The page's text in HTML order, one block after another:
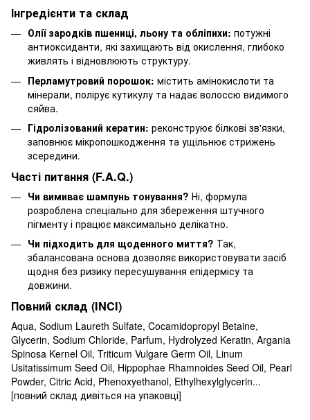
Інгредієнти та склад
Олії зародків пшениці, льону та обліпихи: потужні
антиоксиданти, які захищають від окислення, глибоко
живлять і відновлюють структуру.
Перламутровий порошок: містить амінокислоти та
мінерали, полірує кутикулу та надає волоссю видимого
сяйва.
Гідролізований кератин: реконструює білкові зв'язки,
заповнює мікропошкодження та ущільнює стрижень
зсередини.
Часті питання (F.A.Q.)
Чи вимиває шампунь тонування? Ні, формула
розроблена спеціально для збереження штучного
пігменту і працює максимально делікатно.
Чи підходить для щоденного миття? Так,
збалансована основа дозволяє використовувати засіб
щодня без ризику пересушування епідермісу та
довжини.
Повний склад (INCI)
Aqua, Sodium Laureth Sulfate, Cocamidopropyl Betaine,
Glycerin, Sodium Chloride, Parfum, Hydrolyzed Keratin, Argania
Spinosa Kernel Oil, Triticum Vulgare Germ Oil, Linum
Usitatissimum Seed Oil, Hippophae Rhamnoides Seed Oil, Pearl
Powder, Citric Acid, Phenoxyethanol, Ethylhexylglycerin...
[повний склад дивіться на упаковці]